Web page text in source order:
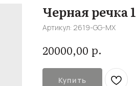
Черная речка 1
Артикул: 2619-GG-MX
20000,00 р.
Купить